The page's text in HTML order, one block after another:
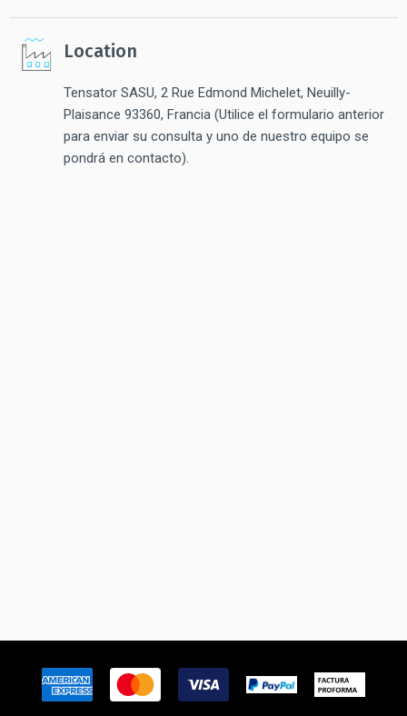
Location
Tensator SASU, 2 Rue Edmond Michelet, Neuilly-
Plaisance 93360, Francia (Utilice el formulario anterior
para enviar su consulta y uno de nuestro equipo se
pondrá en contacto).